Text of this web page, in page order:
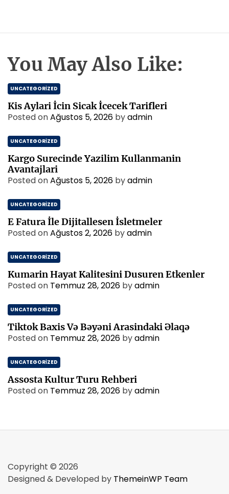
You May Also Like:
UNCATEGORIZED
Kis Aylari İcin Sicak İcecek Tarifleri
Posted onAğustos 5, 2026 byadmin
UNCATEGORIZED
Kargo Surecinde Yazilim Kullanmanin
Avantajlari
Posted onAğustos 5, 2026 byadmin
UNCATEGORIZED
E Fatura İle Dijitallesen İsletmeler
Posted onAğustos 2, 2026 byadmin
UNCATEGORIZED
Kumarin Hayat Kalitesini Dusuren Etkenler
Posted on Temmuz 28, 2026 byadmin
UNCATEGORIZED
Tiktok Baxis Və Bəyəni Arasindaki Əlaqə
Posted on Temmuz 28, 2026 byadmin
UNCATEGORIZED
Assosta Kultur Turu Rehberi
Posted on Temmuz 28, 2026 byadmin
Copyright © 2026
Designed & Developed by ThemeinWP Team